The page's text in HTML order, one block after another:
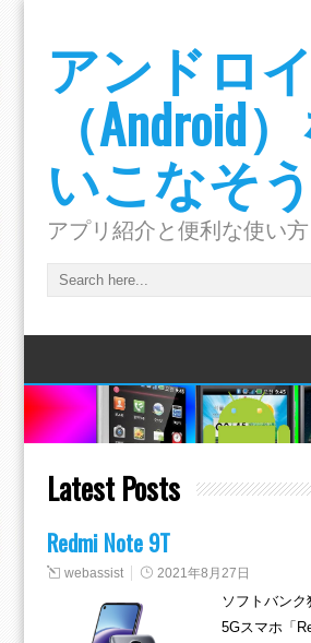
アンドロ
（Android
いこなそう
アプリ紹介と便利な使い方
Latest Posts
Redmi Note 9T
webassist 2021年8月27日
ソフトバン
5Gスマホ「